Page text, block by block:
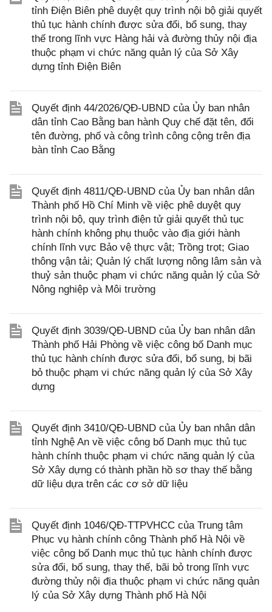
tỉnh Điện Biên phê duyệt quy trình nội bộ giải quyết
thủ tục hành chính được sửa đổi, bổ sung, thay
thế trong lĩnh vực Hàng hải và đường thủy nội địa
thuộc phạm vi chức năng quản lý của Sở Xây
dựng tỉnh Điện Biên
Quyết định 44/2026/QĐ-UBND của Ủy ban nhân
dân tỉnh Cao Bằng ban hành Quy chế đặt tên, đổi
tên đường, phố và công trình công cộng trên địa
bàn tỉnh Cao Bằng
Quyết định 4811/QĐ-UBND của Ủy ban nhân dân
Thành phố Hồ Chí Minh về việc phê duyệt quy
trình nội bộ, quy trình điện tử giải quyết thủ tục
hành chính không phụ thuộc vào địa giới hành
chính lĩnh vực Bảo vệ thực vật; Trồng trọt; Giao
thông vận tải; Quản lý chất lượng nông lâm sản và
thuỷ sản thuộc phạm vi chức năng quản lý của Sở
Nông nghiệp và Môi trường
Quyết định 3039/QĐ-UBND của Ủy ban nhân dân
Thành phố Hải Phòng về việc công bố Danh mục
thủ tục hành chính được sửa đổi, bổ sung, bị bãi
bỏ thuộc phạm vi chức năng quản lý của Sở Xây
dựng
Quyết định 3410/QĐ-UBND của Ủy ban nhân dân
tỉnh Nghệ An về việc công bố Danh mục thủ tục
hành chính thuộc phạm vi chức năng quản lý của
Sở Xây dựng có thành phần hồ sơ thay thế bằng
dữ liệu dựa trên các cơ sở dữ liệu
Quyết định 1046/QĐ-TTPVHCC của Trung tâm
Phục vụ hành chính công Thành phố Hà Nội về
việc công bố Danh mục thủ tục hành chính được
sửa đổi, bổ sung, thay thế, bãi bỏ trong lĩnh vực
đường thủy nội địa thuộc phạm vi chức năng quản
lý của Sở Xây dựng Thành phố Hà Nội